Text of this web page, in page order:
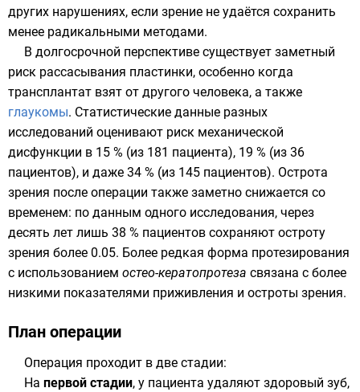
других нарушениях, если зрение не удаётся сохранить
менее радикальными методами.
В долгосрочной перспективе существует заметный
риск рассасывания пластинки, особенно когда
трансплантат взят от другого человека, а также
глаукомы. Статистические данные разных
исследований оценивают риск механической
дисфункции в 15 % (из 181 пациента), 19 % (из 36
пациентов), и даже 34 % (из 145 пациентов). Острота
зрения после операции также заметно снижается со
временем: по данным одного исследования, через
десять лет лишь 38 % пациентов сохраняют остроту
зрения более 0.05. Более редкая форма протезирования
с использованием остео-кератопротеза связана с более
низкими показателями приживления и остроты зрения.
План операции
Операция проходит в две стадии:
На первой стадии, у пациента удаляют здоровый зуб,